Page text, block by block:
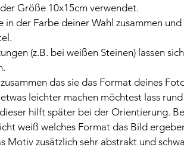
Größe 10x15cm verwendet.
in der Farbe deiner Wahl zusammen
(z.B. bei weißen Steinen) lassen
das sie das Format deines
leichter machen möchtest lass
hilft später bei der Orientierung.
weiß welches Format das Bild
Motiv zusätzlich sehr abstrakt und